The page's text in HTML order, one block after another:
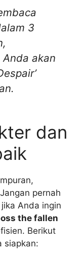
3
akan
dan
pernah
Anda ingin
the fallen
Berikut
siapkan: